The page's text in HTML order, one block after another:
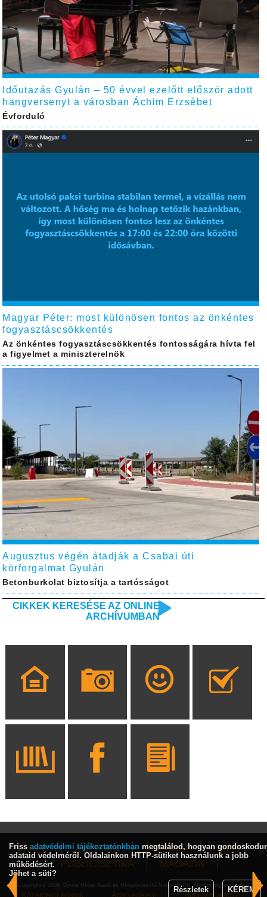
Időutazás Gyulán – 50 évvel ezelőtt először adott
hangversenyt a városban Áchim Erzsébet
Évforduló
Magyar Péter: most különösen fontos az önkéntes
fogyasztáscsökkentés
Az önkéntes fogyasztáscsökkentés fontosságára hívta fel
a figyelmet a miniszterelnök
Augusztus végén átadják a Csabai úti
körforgalmat Gyulán
Betonburkolat biztosítja a tartósságot
CIKKEK KERESÉSE AZ ONLINE
ARCHÍVUMBAN
HÍREK KULTÚRA INTERJÚ
SPORT
PUBLICISZTIKA
MAGAZIN
Copyright© 2009, Gyulai Hírlap Kiadó és Hírlapterjesztő Nonprofit Kft. Minden jog fenntartva!
Közérdekű adatok Adatvédelem Hirdetési ajánlat
Friss adatvédelmi tájékoztatónkban megtalálod, hogyan
adataid védelméről. Oldalainkon HTTP-sütiket használunk a jobb
működésért.
Jöhet a süti?
Részletek
KÉREM